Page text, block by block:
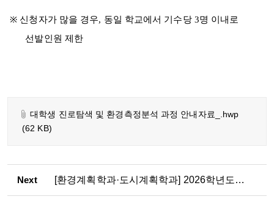
※ 신청자가 많을 경우, 동일 학교에서 기수당 3명 이내로
선발인원 제한
대학생 진로탐색 및 환경측정분석 과정 안내자료_.hwp
(62 KB)
Next [환경계획학과·도시계획학과] 2026학년도 2학기